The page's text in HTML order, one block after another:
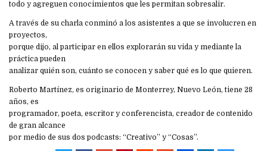
todo y agreguen conocimientos que les permitan sobresalir.
A través de su charla conminó a los asistentes a que se involucren en
proyectos,
porque dijo, al participar en ellos explorarán su vida y mediante la
práctica pueden
analizar quién son, cuánto se conocen y saber qué es lo que quieren.
Roberto Martínez, es originario de Monterrey, Nuevo León, tiene 28
años, es
programador, poeta, escritor y conferencista, creador de contenido
de gran alcance
por medio de sus dos podcasts: “Creativo” y “Cosas”.